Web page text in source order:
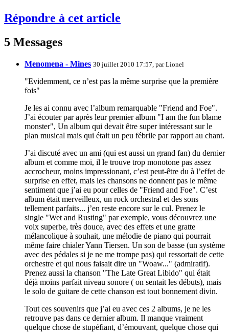
Répondre à cet article
5 Messages
Menomena - Mines 30 juillet 2010 17:57, parLionel
"Evidemment, ce n’est pas la même surprise que la première
fois"
Je les ai connu avec l’album remarquable "Friend and Foe".
J’ai écouter par après leur premier album "I am the fun blame
monster", Un album qui devait être super intéressant sur le
plan musical mais qui était un peu fébrile par rapport au chant.
J’ai discuté avec un ami (qui est aussi un grand fan) du dernier
album et comme moi, il le trouve trop monotone pas assez
accrocheur, moins impressionant, c’est peut-être du à l’effet de
surprise en effet, mais les chansons ne donnent pas le même
sentiment que j’ai eu pour celles de "Friend and Foe". C’est
album était merveilleux, un rock orchestral et des sons
tellement parfaits... j’en reste encore sur le cul. Prenez le
single "Wet and Rusting" par exemple, vous découvrez une
voix superbe, très douce, avec des effets et une gratte
mélancolique à souhait, une mélodie de piano qui pourrait
même faire chialer Yann Tiersen. Un son de basse (un système
avec des pédales si je ne me trompe pas) qui ressortait de cette
orchestre et qui nous faisait dire un "Woaw..." (admiratif).
Prenez aussi la chanson "The Late Great Libido" qui était
déjà moins parfait niveau sonore ( on sentait les débuts), mais
le solo de guitare de cette chanson est tout bonnement divin.
Tout ces souvenirs que j’ai eu avec ces 2 albums, je ne les
retrouve pas dans ce dernier album. Il manque vraiment
quelque chose de stupéfiant, d’émouvant, quelque chose qui